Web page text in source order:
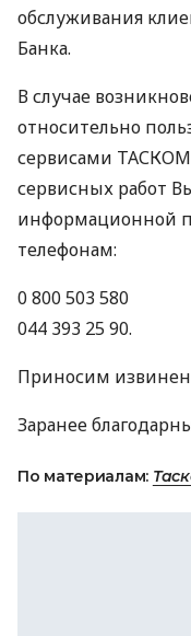
обслуживания
Банка.
В случае
относительно
сервисами
сервисных работ
информационной
телефонам:
0 800 503 580
044 393 25 90.
Приносим
Заранее
По материалам: